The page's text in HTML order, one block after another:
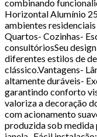
combinando
Horizontal Alumínio
ambientes
Quartos- Cozinhas-
consultóriosSeu
diferentes estilos de
clássico.Vantagens-
altamente duráveis-
garantindo conforto
valoriza a decoração
com acionamento
produzida sob medida